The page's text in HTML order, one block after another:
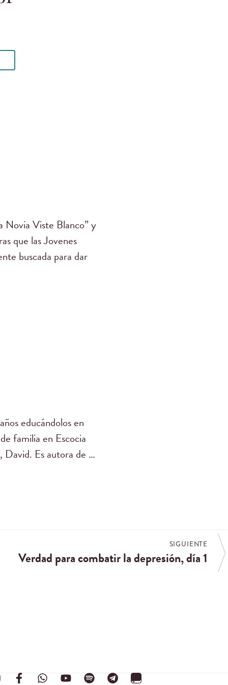
Novia Viste Blanco” y
que las Jovenes
buscada para dar
educándolos en
familia en Escocia
David. Es autora de …
SIGUIENTE
Verdad para combatir la depresión, día 1